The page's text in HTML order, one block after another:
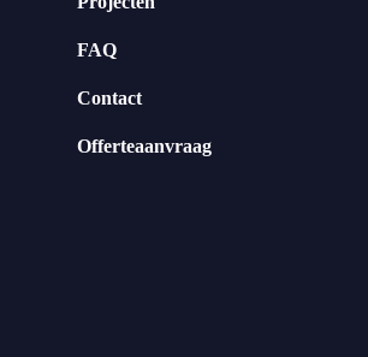
FAQ
Contact
Offerteaanvraag